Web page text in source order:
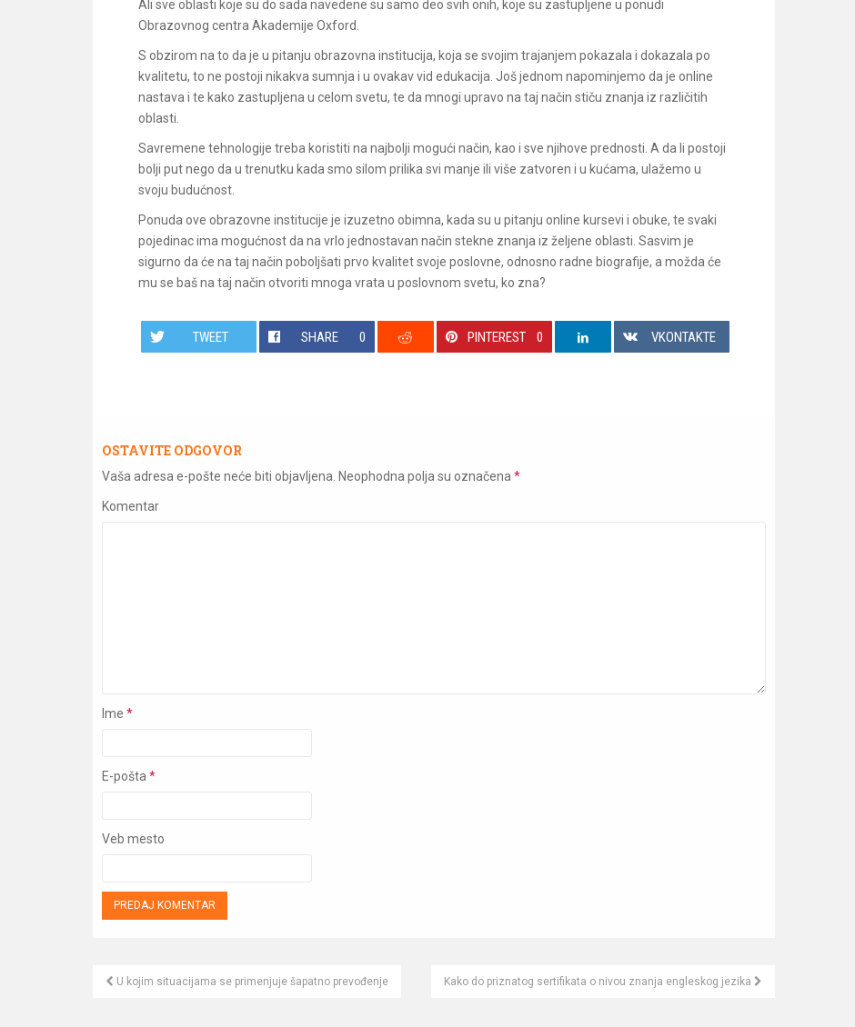
Ali sve oblasti koje su do sada navedene su samo deo svih onih, koje su zastupljene u ponudi
Obrazovnog centra Akademije Oxford.
S obzirom na to da je u pitanju obrazovna institucija, koja se svojim trajanjem pokazala i dokazala po
kvalitetu, to ne postoji nikakva sumnja i u ovakav vid edukacija. Još jednom napominjemo da je online
nastava i te kako zastupljena u celom svetu, te da mnogi upravo na taj način stiču znanja iz različitih
oblasti.
Savremene tehnologije treba koristiti na najbolji mogući način, kao i sve njihove prednosti. A da li postoji
bolji put nego da u trenutku kada smo silom prilika svi manje ili više zatvoren i u kućama, ulažemo u
svoju budućnost.
Ponuda ove obrazovne institucije je izuzetno obimna, kada su u pitanju online kursevi i obuke, te svaki
pojedinac ima mogućnost da na vrlo jednostavan način stekne znanja iz željene oblasti. Sasvim je
sigurno da će na taj način poboljšati prvo kvalitet svoje poslovne, odnosno radne biografije, a možda će
mu se baš na taj način otvoriti mnoga vrata u poslovnom svetu, ko zna?
TWEET SHARE 0 PINTEREST 0 VKONTAKTE
OSTAVITE ODGOVOR
Vaša adresa e-pošte neće biti objavljena. Neophodna polja su označena *
Komentar
Ime *
E-pošta *
Veb mesto
Kretanje članka
U kojim situacijama se primenjuje šapatno prevođenje Kako do priznatog sertifikata o nivou znanja engleskog jezika